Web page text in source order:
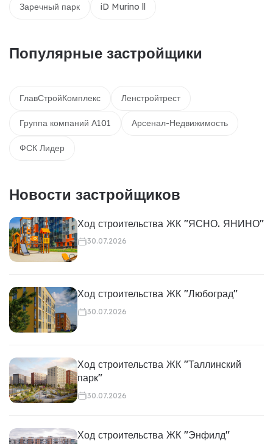
Заречный парк iD Murino ll
Популярные застройщики
ГлавСтройКомплекс Ленстройтрест
Группа компаний А101 Арсенал-Недвижимость
ФСК Лидер
Новости застройщиков
Ход строительства ЖК "ЯСНО. ЯНИНО"
30.07.2026
Ход строительства ЖК "Любоград"
30.07.2026
Ход строительства ЖК "Таллинский
парк"
30.07.2026
Ход строительства ЖК "Энфилд"